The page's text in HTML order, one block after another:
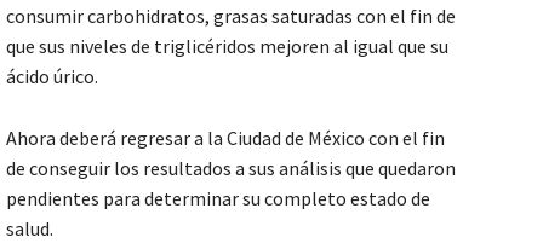
consumir carbohidratos, grasas saturadas con el fin de
que sus niveles de triglicéridos mejoren al igual que su
ácido úrico.
Ahora deberá regresar a la Ciudad de México con el fin
de conseguir los resultados a sus análisis que quedaron
pendientes para determinar su completo estado de
salud.